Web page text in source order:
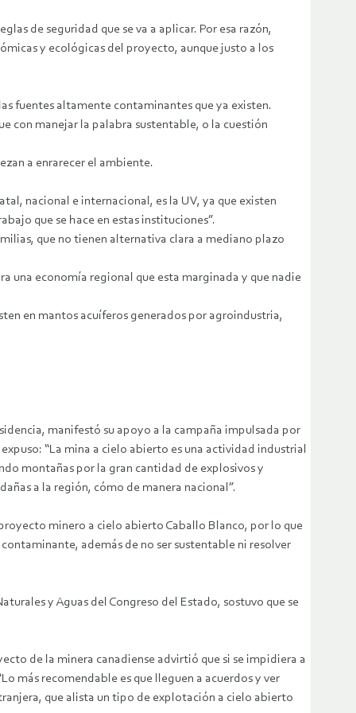
de seguridad que se va a aplicar. Por esa razón,
y ecológicas del proyecto, aunque justo a los
fuentes altamente contaminantes que ya existen.
con manejar la palabra sustentable, o la cuestión
a enrarecer el ambiente.
nacional e internacional, es la UV, ya que existen
que se hace en estas instituciones”.
que no tienen alternativa clara a mediano plazo
una economía regional que esta marginada y que nadie
en mantos acuíferos generados por agroindustria,
manifestó su apoyo a la campaña impulsada por
“La mina a cielo abierto es una actividad industrial
montañas por la gran cantidad de explosivos y
a la región, cómo de manera nacional”.
minero a cielo abierto Caballo Blanco, por lo que
además de no ser sustentable ni resolver
y Aguas del Congreso del Estado, sostuvo que se
de la minera canadiense advirtió que si se impidiera a
más recomendable es que lleguen a acuerdos y ver
que alista un tipo de explotación a cielo abierto